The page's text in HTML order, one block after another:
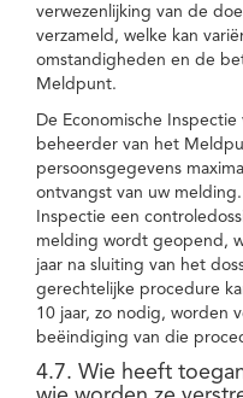
verwezenlijking van de
verzameld, welke kan
omstandigheden en de
Meldpunt.
De Economische
beheerder van het
persoonsgegevens
ontvangst van uw
Inspectie een
melding wordt geopend,
jaar na sluiting van het
gerechtelijke procedure
10 jaar, zo nodig, worden
beëindiging van die
4.7. Wie heeft